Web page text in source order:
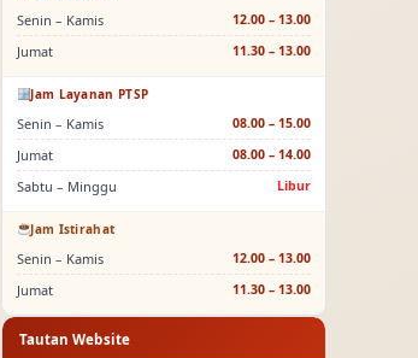
Senin – Kamis 12.00 – 13.00
Jumat 11.30 – 13.00
Jam Layanan PTSP
Senin – Kamis 08.00 – 15.00
Jumat 08.00 – 14.00
Sabtu – Minggu Libur
Jam Istirahat
Senin – Kamis 12.00 – 13.00
Jumat 11.30 – 13.00
Tautan Website